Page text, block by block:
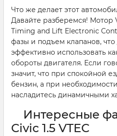
Что же делает этот
Давайте разберемся! Мотор
Timing and Lift Electronic
фазы и подъем клапанов,
эффективно использовать
обороты двигателя. Если
значит, что при спокойной
бензин, а при
насладитесь динамичными
Интересные
Civic 1.5 VTEC